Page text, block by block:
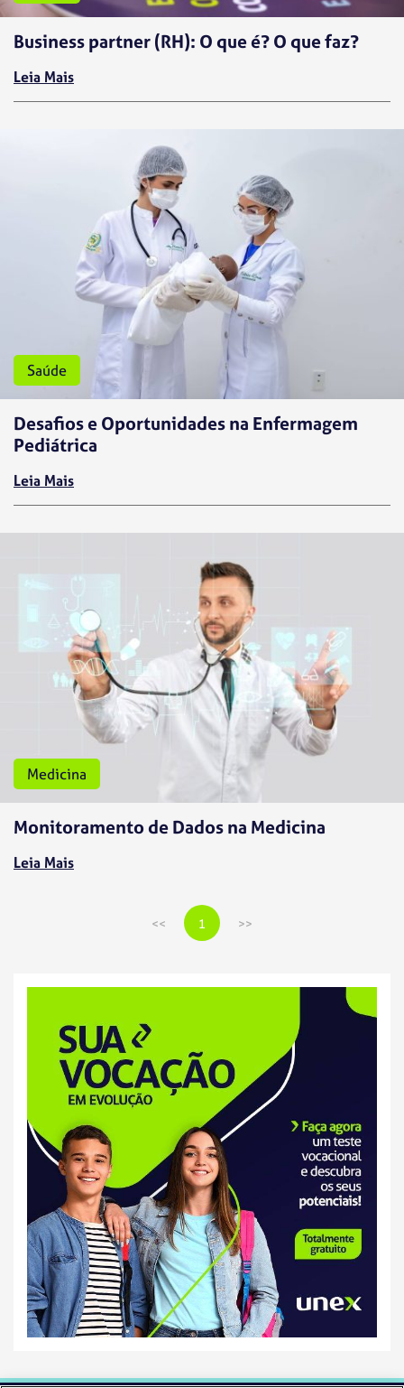
Business partner (RH): O que é? O que faz?
Leia Mais
Saúde
Desafios e Oportunidades na Enfermagem
Pediátrica
Leia Mais
Medicina
Monitoramento de Dados na Medicina
Leia Mais
1